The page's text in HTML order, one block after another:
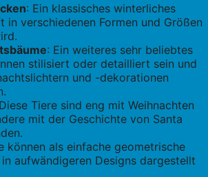
: Ein klassisches winterliches
in verschiedenen Formen und Größen
: Ein weiteres sehr beliebtes
stilisiert oder detailliert sein und
und -dekorationen
Tiere sind eng mit Weihnachten
mit der Geschichte von Santa
können als einfache geometrische
aufwändigeren Designs dargestellt